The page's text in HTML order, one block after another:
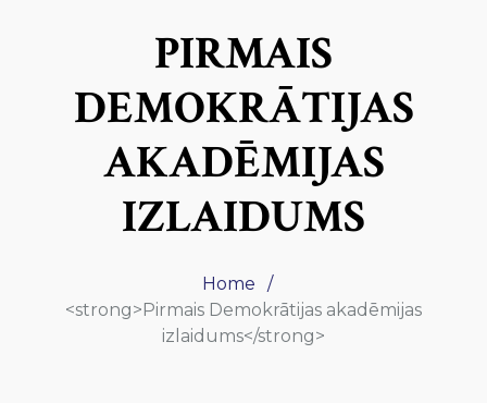
PIRMAIS
DEMOKRĀTIJAS
AKADĒMIJAS
IZLAIDUMS
Home
<strong>Pirmais Demokrātijas akadēmijas
izlaidums</strong>